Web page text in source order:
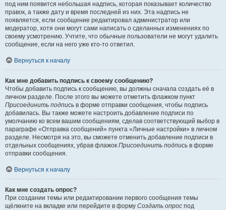
под ним появится небольшая надпись, которая показывает количество
правок, а также дату и время последней из них. Эта надпись не
появляется, если сообщение редактировал администратор или
модератор, хотя они могут сами написать о сделанных изменениях по
своему усмотрению. Учтите, что обычные пользователи не могут удалить
сообщение, если на него уже кто-то ответил.
Вернуться к началу
Как мне добавить подпись к своему сообщению?
Чтобы добавить подпись к сообщению, вы должны сначала создать её в
личном разделе. После этого вы можете отметить флажком пункт
Присоединить подпись в форме отправки сообщения, чтобы подпись
добавилась. Вы также можете настроить добавление подписи по
умолчанию ко всем вашим сообщениям, сделав соответствующий выбор в
параграфе «Отправка сообщений» пункта «Личные настройки» в личном
разделе. Несмотря на это, вы сможете отменить добавление подписи в
отдельных сообщениях, убрав флажок Присоединить подпись в форме
отправки сообщения.
Вернуться к началу
Как мне создать опрос?
При создании темы или редактировании первого сообщения темы
щёлкните на вкладке или перейдите в форму Создать опрос под